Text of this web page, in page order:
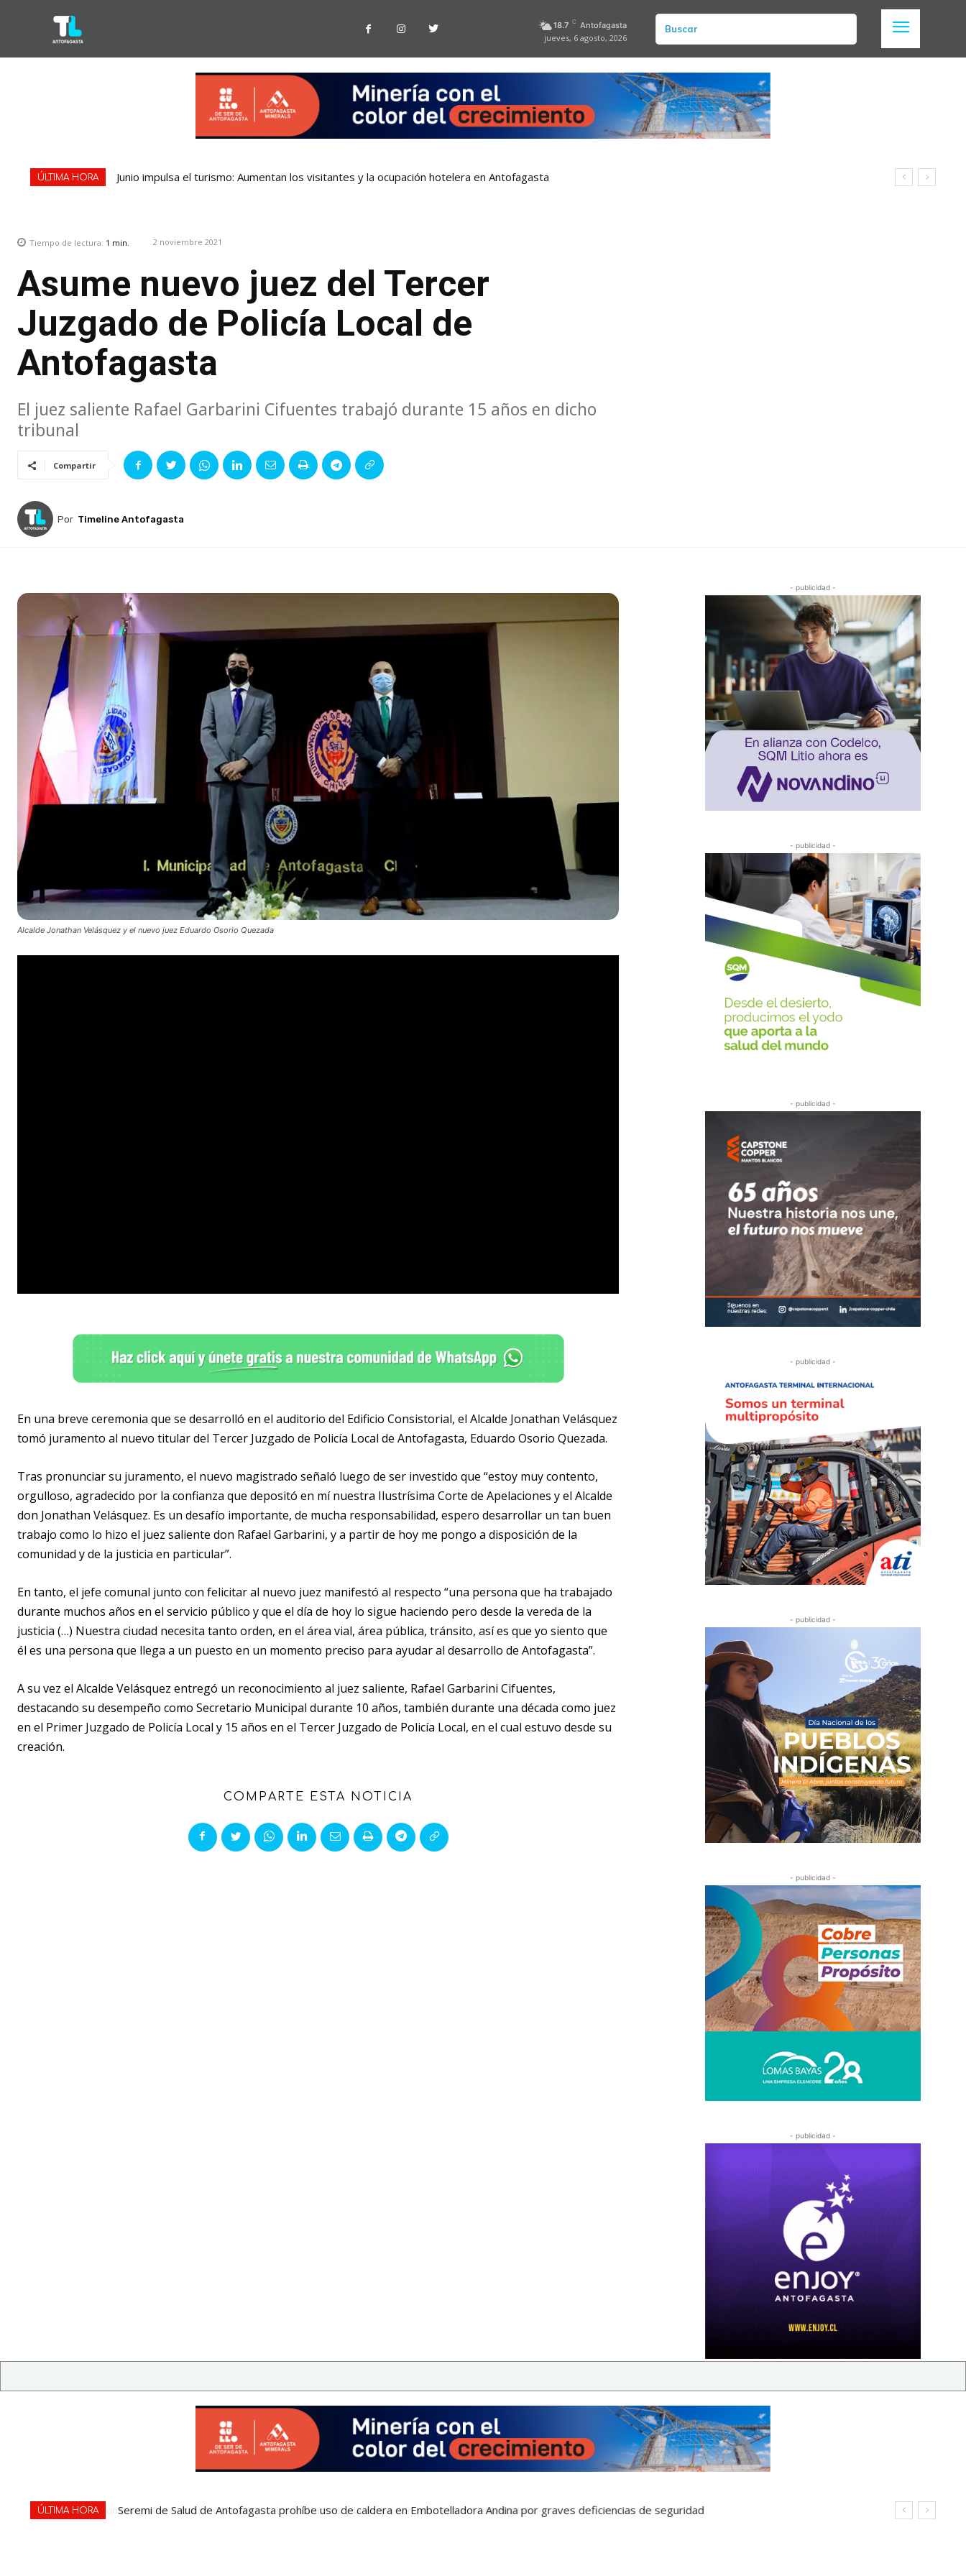
18.7 C Antofagasta
jueves, 6 agosto, 2026
Buscar
ÚLTIMA HORA Junio impulsa el turismo: Aumentan los visitantes y la ocupación hotelera en Antofagasta
Tiempo de lectura: 1 min. 2 noviembre 2021
Asume nuevo juez del Tercer
Juzgado de Policía Local de
Antofagasta
El juez saliente Rafael Garbarini Cifuentes trabajó durante 15 años en dicho
tribunal
Compartir
Por Timeline Antofagasta
Alcalde Jonathan Velásquez y el nuevo juez Eduardo Osorio Quezada
En una breve ceremonia que se desarrolló en el auditorio del Edificio Consistorial, el Alcalde Jonathan Velásquez
tomó juramento al nuevo titular del Tercer Juzgado de Policía Local de Antofagasta, Eduardo Osorio Quezada.
Tras pronunciar su juramento, el nuevo magistrado señaló luego de ser investido que “estoy muy contento,
orgulloso, agradecido por la confianza que depositó en mí nuestra Ilustrísima Corte de Apelaciones y el Alcalde
don Jonathan Velásquez. Es un desafío importante, de mucha responsabilidad, espero desarrollar un tan buen
trabajo como lo hizo el juez saliente don Rafael Garbarini, y a partir de hoy me pongo a disposición de la
comunidad y de la justicia en particular”.
En tanto, el jefe comunal junto con felicitar al nuevo juez manifestó al respecto “una persona que ha trabajado
durante muchos años en el servicio público y que el día de hoy lo sigue haciendo pero desde la vereda de la
justicia (…) Nuestra ciudad necesita tanto orden, en el área vial, área pública, tránsito, así es que yo siento que
él es una persona que llega a un puesto en un momento preciso para ayudar al desarrollo de Antofagasta”.
A su vez el Alcalde Velásquez entregó un reconocimiento al juez saliente, Rafael Garbarini Cifuentes,
destacando su desempeño como Secretario Municipal durante 10 años, también durante una década como juez
en el Primer Juzgado de Policía Local y 15 años en el Tercer Juzgado de Policía Local, en el cual estuvo desde su
creación.
COMPARTE ESTA NOTICIA
- publicidad -
- publicidad -
- publicidad -
- publicidad -
- publicidad -
- publicidad -
- publicidad -